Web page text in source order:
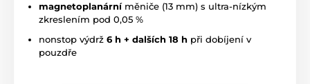
magnetoplanárníměniče (13 mm) s ultra-nízkým
zkreslením pod 0,05 %
nonstop výdrž 6 h + dalších 18 h při dobíjení v
pouzdře